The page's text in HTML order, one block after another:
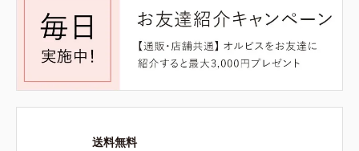
送料無料